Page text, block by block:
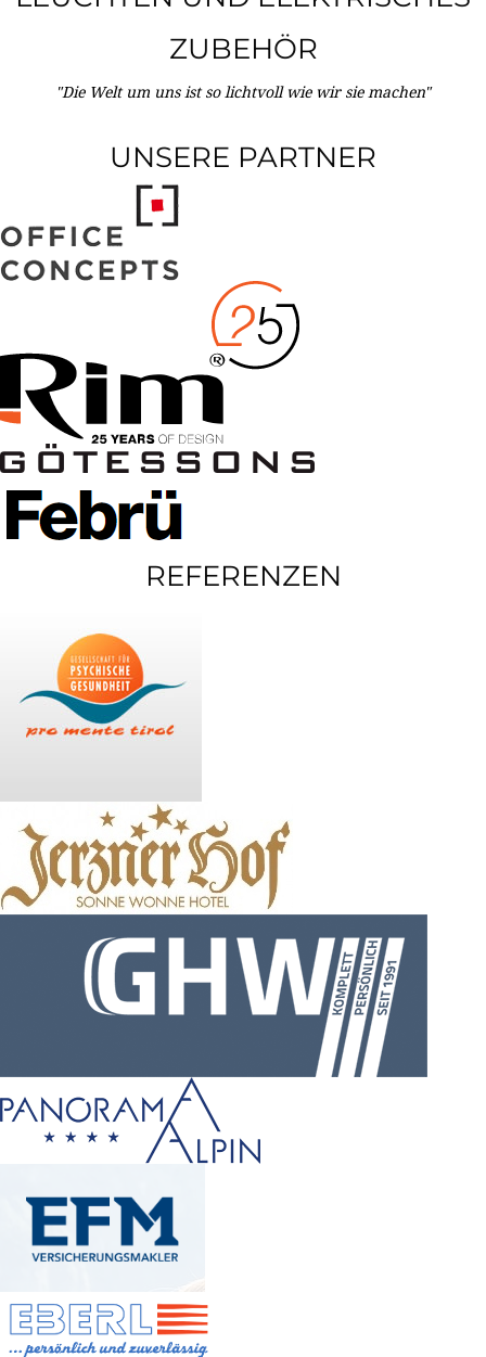
ZUBEHÖR
"Die Welt um uns ist so lichtvoll wie wir sie machen"
UNSERE PARTNER
REFERENZEN